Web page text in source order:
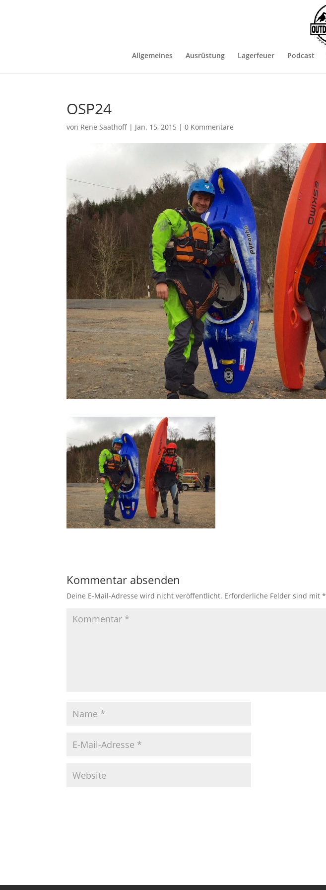
Allgemeines Ausrüstung Lagerfeuer Podcast
OSP24
von Rene Saathoff | Jan. 15, 2015 |0 Kommentare
Kommentar absenden
Deine E-Mail-Adresse wird nicht veröffentlicht. Erforderliche Felder sind mit*